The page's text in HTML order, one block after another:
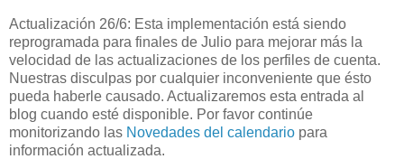
Actualización 26/6: Esta implementación está siendo
reprogramada para finales de Julio para mejorar más la
velocidad de las actualizaciones de los perfiles de cuenta.
Nuestras disculpas por cualquier inconveniente que ésto
pueda haberle causado. Actualizaremos esta entrada al
blog cuando esté disponible. Por favor continúe
monitorizando las Novedades del calendario para
información actualizada.